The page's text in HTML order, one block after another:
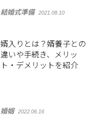
結婚式準備 2021.08.10
婿入りとは？婿養子との
違いや手続き、メリッ
ト・デメリットを紹介
婚姻 2022.06.16